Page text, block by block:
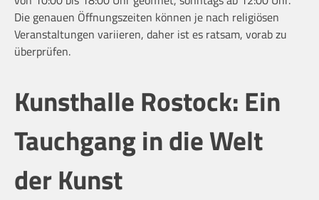
Die genauen Öffnungszeiten können je nach religiösen
Veranstaltungen variieren, daher ist es ratsam, vorab zu
überprüfen.
Kunsthalle Rostock: Ein
Tauchgang in die Welt
der Kunst